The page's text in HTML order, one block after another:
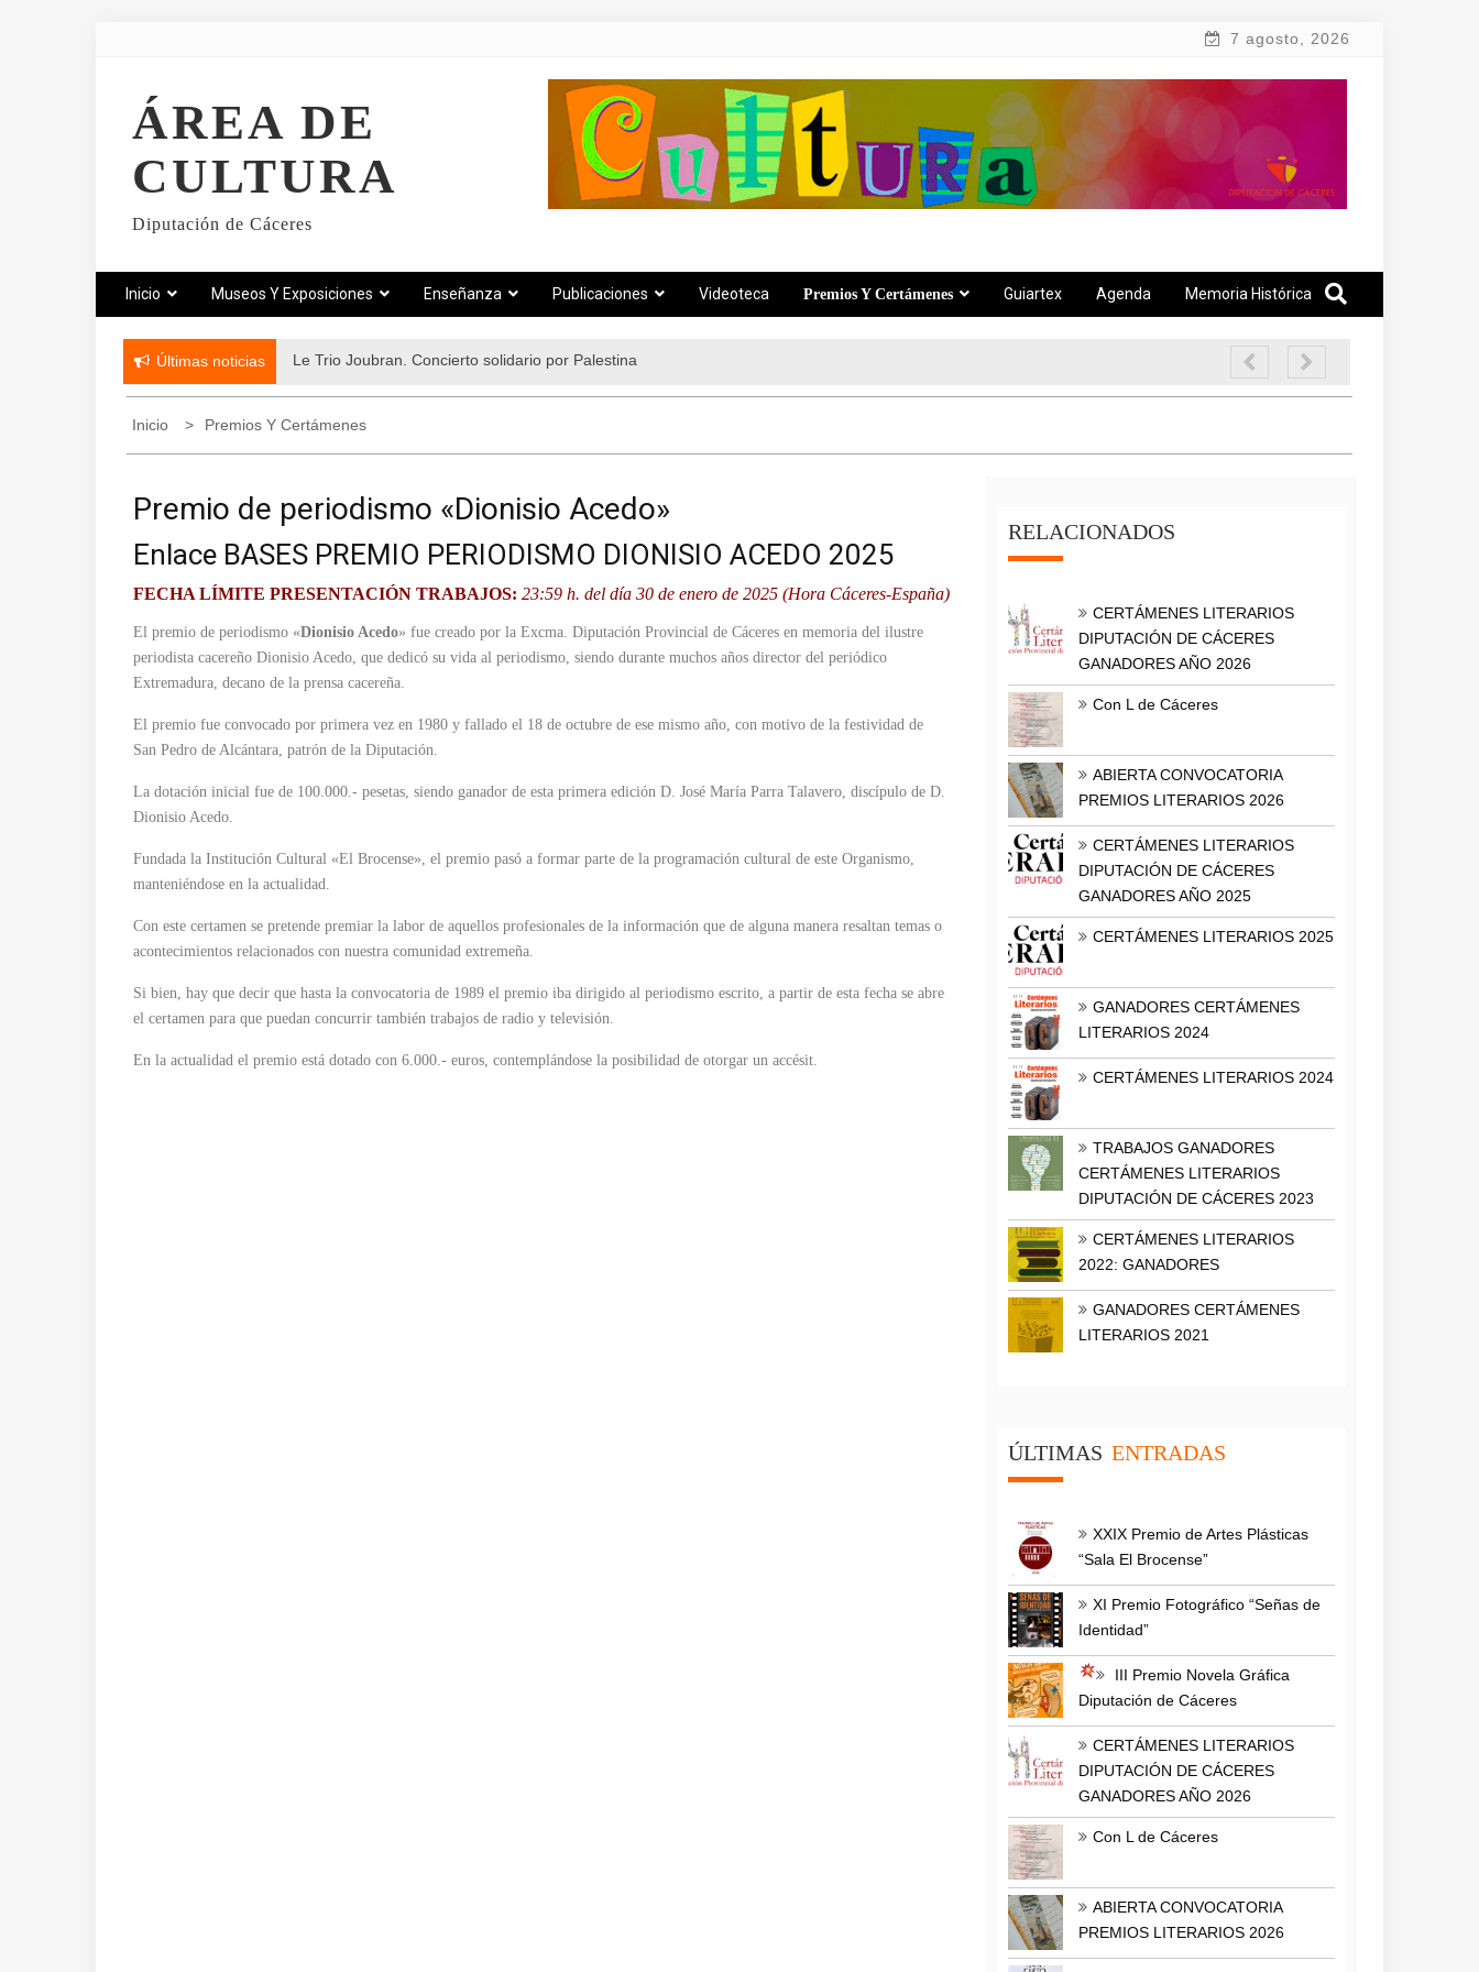
7 agosto, 2026
ÁREA DE
CULTURA
Diputación de Cáceres
Inicio Museos Y Exposiciones Enseñanza Publicaciones Videoteca Premios Y Certámenes Guiartex Agenda Memoria Histórica
Últimas noticias Le Trio Joubran. Concierto solidario por Palestina
Inicio Premios Y Certámenes
Premio de periodismo «Dionisio Acedo»
Enlace BASES PREMIO PERIODISMO DIONISIO ACEDO 2025
FECHA LÍMITE PRESENTACIÓN TRABAJOS: 23:59 h. del día 30 de enero de 2025 (Hora Cáceres-España)
El premio de periodismo «Dionisio Acedo» fue creado por la Excma. Diputación Provincial de Cáceres en memoria del ilustre
periodista cacereño Dionisio Acedo, que dedicó su vida al periodismo, siendo durante muchos años director del periódico
Extremadura, decano de la prensa cacereña.
El premio fue convocado por primera vez en 1980 y fallado el 18 de octubre de ese mismo año, con motivo de la festividad de
San Pedro de Alcántara, patrón de la Diputación.
La dotación inicial fue de 100.000.- pesetas, siendo ganador de esta primera edición D. José María Parra Talavero, discípulo de D.
Dionisio Acedo.
Fundada la Institución Cultural «El Brocense», el premio pasó a formar parte de la programación cultural de este Organismo,
manteniéndose en la actualidad.
Con este certamen se pretende premiar la labor de aquellos profesionales de la información que de alguna manera resaltan temas o
acontecimientos relacionados con nuestra comunidad extremeña.
Si bien, hay que decir que hasta la convocatoria de 1989 el premio iba dirigido al periodismo escrito, a partir de esta fecha se abre
el certamen para que puedan concurrir también trabajos de radio y televisión.
En la actualidad el premio está dotado con 6.000.- euros, contemplándose la posibilidad de otorgar un accésit.
RELACIONADOS
CERTÁMENES LITERARIOS
DIPUTACIÓN DE CÁCERES
GANADORES AÑO 2026
Con L de Cáceres
ABIERTA CONVOCATORIA
PREMIOS LITERARIOS 2026
CERTÁMENES LITERARIOS
DIPUTACIÓN DE CÁCERES
GANADORES AÑO 2025
CERTÁMENES LITERARIOS 2025
GANADORES CERTÁMENES
LITERARIOS 2024
CERTÁMENES LITERARIOS 2024
TRABAJOS GANADORES
CERTÁMENES LITERARIOS
DIPUTACIÓN DE CÁCERES 2023
CERTÁMENES LITERARIOS
2022: GANADORES
GANADORES CERTÁMENES
LITERARIOS 2021
ÚLTIMAS ENTRADAS
XXIX Premio de Artes Plásticas
“Sala El Brocense”
XI Premio Fotográfico “Señas de
Identidad”
III Premio Novela Gráfica
Diputación de Cáceres
CERTÁMENES LITERARIOS
DIPUTACIÓN DE CÁCERES
GANADORES AÑO 2026
Con L de Cáceres
ABIERTA CONVOCATORIA
PREMIOS LITERARIOS 2026